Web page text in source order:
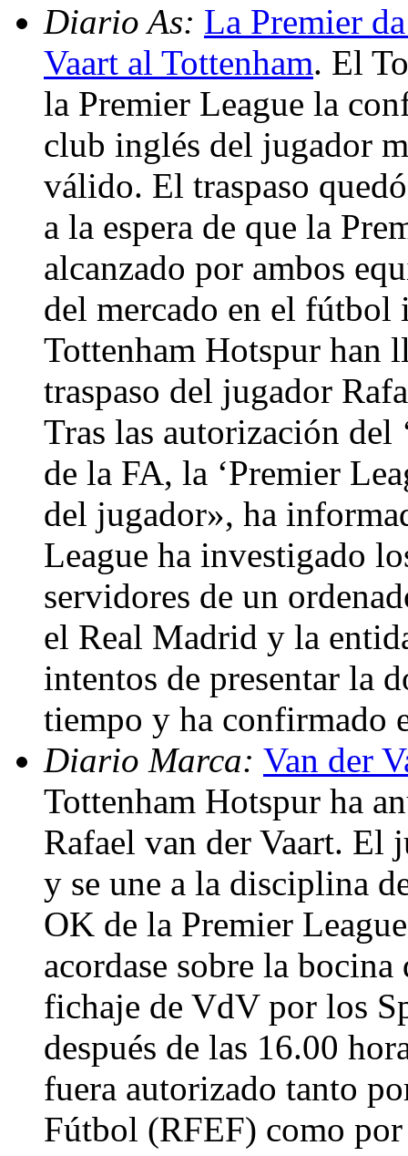
Diario As: La Premier
Vaart al Tottenham. El
la Premier League la
club inglés del jugador
válido. El traspaso
a la espera de que la
alcanzado por ambos
del mercado en el
Tottenham Hotspur han
traspaso del jugador
Tras las autorización del
de la FA, la ‘Premier
del jugador», ha
League ha investigado
servidores de un
el Real Madrid y la
intentos de presentar la
tiempo y ha
Diario Marca: Van der
Tottenham Hotspur ha
Rafael van der Vaart. El
y se une a la disciplina
OK de la Premier
acordase sobre la
fichaje de VdV por los
después de las 16.00
fuera autorizado tanto
Fútbol (RFEF) como